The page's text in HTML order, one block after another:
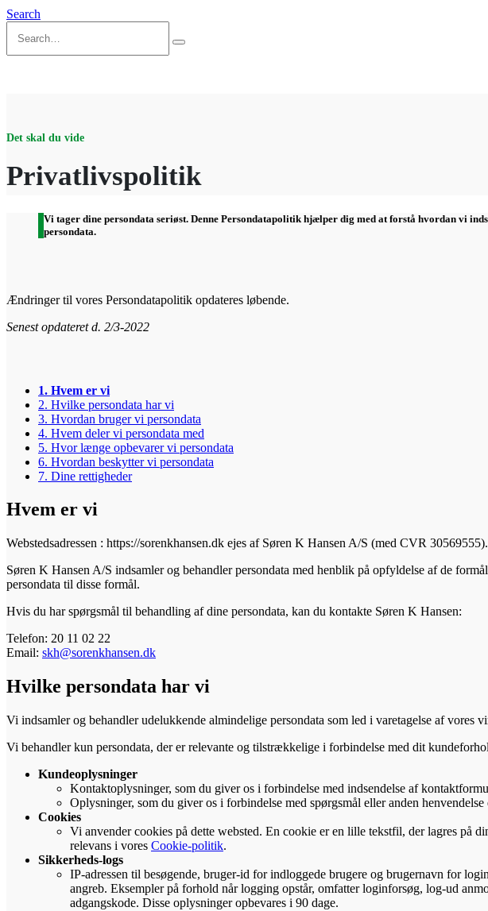
Search
Det skal du vide
Privatlivspolitik
Vi tager dine persondata seriøst. Denne Persondatapolitik hjælper dig med at forstå hvordan vi
persondata.
Ændringer til vores Persondatapolitik opdateres løbende.
Senest opdateret d. 2/3-2022
1. Hvem er vi
2. Hvilke persondata har vi
3. Hvordan bruger vi persondata
4. Hvem deler vi persondata med
5. Hvor længe opbevarer vi persondata
6. Hvordan beskytter vi persondata
7. Dine rettigheder
Hvem er vi
Webstedsadressen : https://sorenkhansen.dk ejes af Søren K Hansen A/S (med CVR 30569555).
Søren K Hansen A/S indsamler og behandler persondata med henblik på opfyldelse af de
persondata til disse formål.
Hvis du har spørgsmål til behandling af dine persondata, kan du kontakte Søren K Hansen:
Telefon: 20 11 02 22
Email: skh@sorenkhansen.dk
Hvilke persondata har vi
Vi indsamler og behandler udelukkende almindelige persondata som led i varetagelse af
Vi behandler kun persondata, der er relevante og tilstrækkelige i forbindelse med dit
Kundeoplysninger
Kontaktoplysninger, som du giver os i forbindelse med indsendelse af
Oplysninger, som du giver os i forbindelse med spørgsmål eller anden
Cookies
Vi anvender cookies på dette websted. En cookie er en lille tekstfil, der lagres på
relevans i vores Cookie-politik.
Sikkerheds-logs
IP-adressen til besøgende, bruger-id for indloggede brugere og brugernavn for
angreb. Eksempler på forhold når logging opstår, omfatter loginforsøg, log-ud
adgangskode. Disse oplysninger opbevares i 90 dage.